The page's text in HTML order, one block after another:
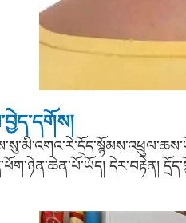
དེར་བརྟེན།